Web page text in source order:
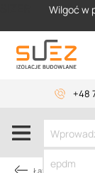
Wilgoć w
+48
Łazienka